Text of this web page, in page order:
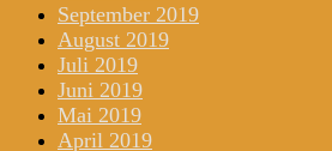
September 2019
August 2019
Juli 2019
Juni 2019
Mai 2019
April 2019